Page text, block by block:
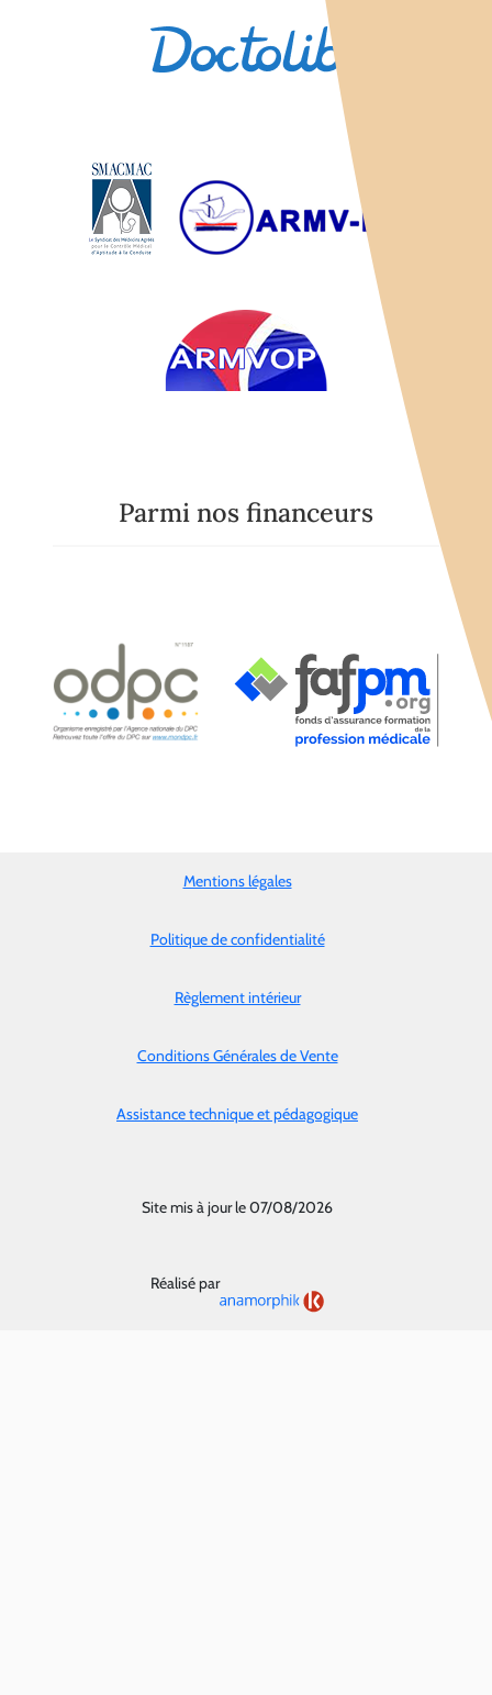
Parmi nos financeurs
Mentions légales
Politique de confidentialité
Règlement intérieur
Conditions Générales de Vente
Assistance technique et pédagogique
Site mis à jour le 07/08/2026
Réalisé par